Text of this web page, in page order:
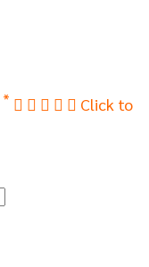
*
Click to